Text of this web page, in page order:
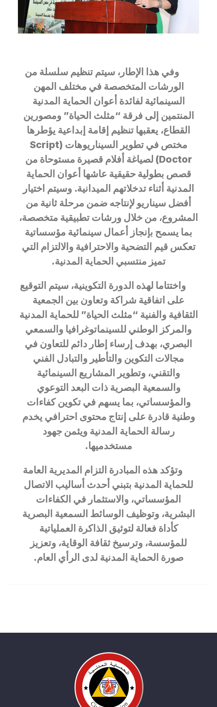
وفي هذا الإطار، سيتم تنظيم سلسلة من
الورشات المتخصصة في مختلف المهن
السينمائية لفائدة أعوان الحماية المدنية
المنتمين إلى فرقة “مثلث الحياة” ومصورين
القطاع، يعقبها تنظيم إقامة إبداعية يؤطرها
مختص في تطوير السيناريوهات (Script
Doctor) لصياغة أفلام قصيرة مستوحاة من
قصص بطولية حقيقية عاشها أعوان الحماية
المدنية أثناء تدخلاتهم الميدانية. وسيتم اختيار
أفضل سيناريو لإنتاجه ضمن مرحلة ثانية من
المشروع، من خلال ورشات تطبيقية متخصصة،
بما يسمح بإنجاز أعمال سينمائية مؤسساتية
تعكس قيم التضحية والاحترافية والالتزام التي
تميز منتسبي الحماية المدنية.
واختتاما لهذه الدورة التكوينية، سيتم التوقيع
على اتفاقية شراكة وتعاون بين الجمعية
الثقافية والفنية “مثلث الحياة” للحماية المدنية
والمركز الوطني للسينماتوغرافيا والسمعي
البصري، بهدف إرساء إطار دائم للتعاون في
مجالات التكوين والتأطير والتبادل الفني
والتقني، وتطوير المشاريع السينمائية
والسمعية البصرية ذات البعد التوعوي
والمؤسساتي، بما يسهم في تكوين كفاءات
وطنية قادرة على إنتاج محتوى احترافي يخدم
رسالة الحماية المدنية ويثمن جهود
مستخدميها.
وتؤكد هذه المبادرة التزام المديرية العامة
للحماية المدنية بتبني أحدث أساليب الاتصال
المؤسساتي، والاستثمار في الكفاءات
البشرية، وتوظيف الوسائط السمعية البصرية
كأداة فعالة لتوثيق الذاكرة العملياتية
للمؤسسة، وترسيخ ثقافة الوقاية، وتعزيز
صورة الحماية المدنية لدى الرأي العام.